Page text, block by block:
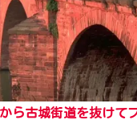
ら古城街道を抜けて